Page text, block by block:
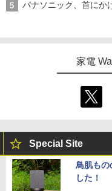
パナソニック、首にか
家電
Special Site
鳥肌もの
した！